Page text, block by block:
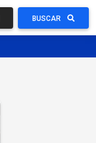
BUSCAR